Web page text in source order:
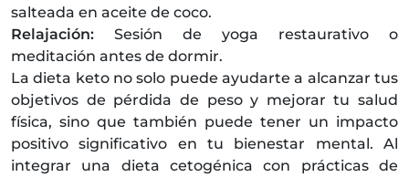
salteada en aceite de coco.
Relajación: Sesión de yoga restaurativo o
meditación antes de dormir.
La dieta keto no solo puede ayudarte a alcanzar tus
objetivos de pérdida de peso y mejorar tu salud
física, sino que también puede tener un impacto
positivo significativo en tu bienestar mental. Al
integrar una dieta cetogénica con prácticas de